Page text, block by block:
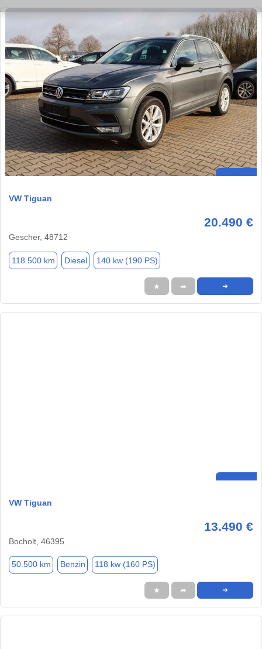
VW Tiguan
20.490 €
Gescher, 48712
118.500 km Diesel 140 kw (190 PS)
★ ➦ ➜
VW Tiguan
13.490 €
Bocholt, 46395
50.500 km Benzin 118 kw (160 PS)
★ ➦ ➜